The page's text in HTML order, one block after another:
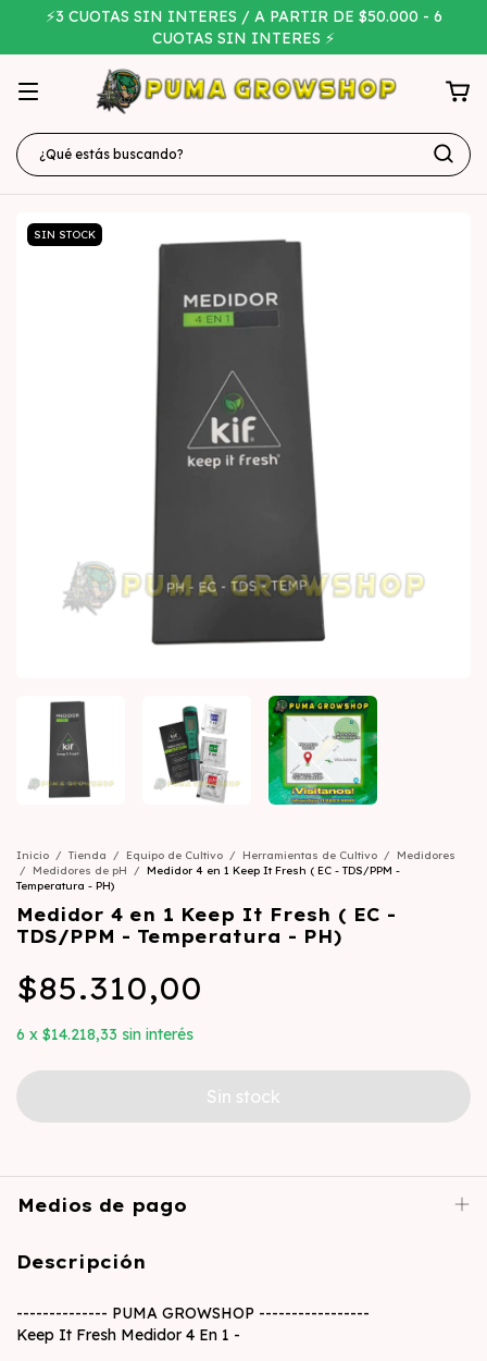
⚡3 CUOTAS SIN INTERES / A PARTIR DE $50.000 - 6
CUOTAS SIN INTERES ⚡
SIN STOCK
Inicio / Tienda / Equipo de Cultivo / Herramientas de Cultivo /
Medidores
/
Medidores de pH / Medidor 4 en 1 Keep It Fresh ( EC - TDS/PPM -
Temperatura - PH)
Medidor 4 en 1 Keep It Fresh ( EC -
TDS/PPM - Temperatura - PH)
$85.310,00
6 x $14.218,33 sin interés
Medios de pago
Descripción
-------------- PUMA GROWSHOP -----------------
Keep It Fresh Medidor 4 En 1 -